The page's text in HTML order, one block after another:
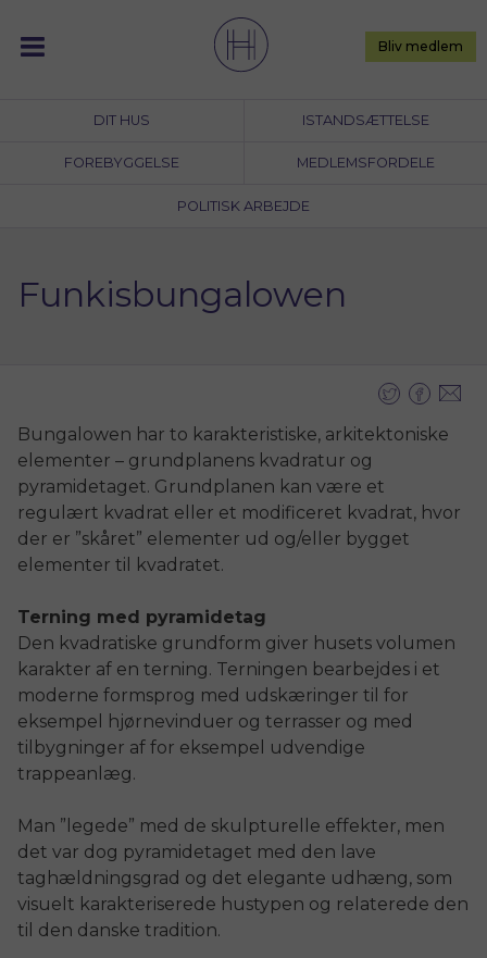
content
DIT HUS ISTANDSÆTTELSE
FOREBYGGELSE MEDLEMSFORDELE
POLITISK ARBEJDE
Bliv medlem
Funkisbungalowen
Bungalowen har to karakteristiske, arkitektoniske
elementer – grundplanens kvadratur og
pyramidetaget. Grundplanen kan være et
regulært kvadrat eller et modificeret kvadrat, hvor
der er ”skåret” elementer ud og/eller bygget
elementer til kvadratet.
Terning med pyramidetag
Den kvadratiske grundform giver husets volumen
karakter af en terning. Terningen bearbejdes i et
moderne formsprog med udskæringer til for
eksempel hjørnevinduer og terrasser og med
tilbygninger af for eksempel udvendige
trappeanlæg.
Man ”legede” med de skulpturelle effekter, men
det var dog pyramidetaget med den lave
taghældningsgrad og det elegante udhæng, som
visuelt karakteriserede hustypen og relaterede den
til den danske tradition.